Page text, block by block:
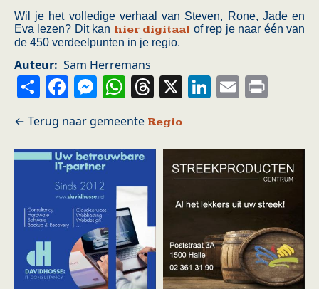
Wil je het volledige verhaal van Steven, Rone, Jade en
Eva lezen? Dit kan hier digitaal of rep je naar één van
de 450 verdeelpunten in je regio.
Auteur Sam Herremans
ShareFacebook
Messenger
WhatsApp
Threads
X LinkedIn
Email
Regio